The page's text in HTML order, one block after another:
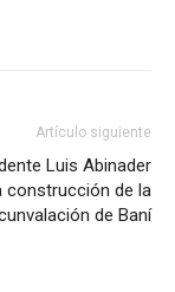
Artículo siguiente
Luis Abinader
construcción de la
de Baní